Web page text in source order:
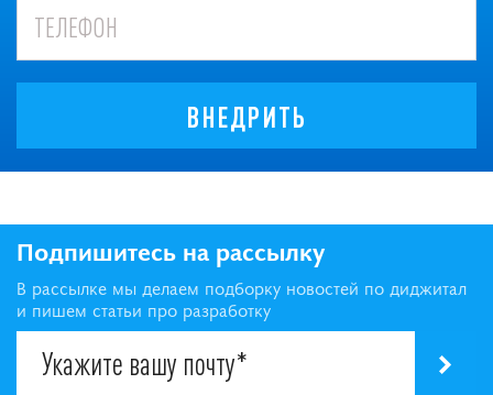
ВНЕДРИТЬ
Подпишитесь на рассылку
В рассылке мы делаем подборку новостей по диджитал
и пишем статьи про разработку